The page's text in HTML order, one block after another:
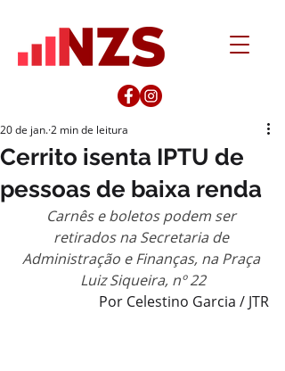
Cerrito isenta IPTU de
pessoas de baixa renda
20 de jan.2 min de leitura
Carnês e boletos podem ser
retirados na Secretaria de
Administração e Finanças, na Praça
Luiz Siqueira, nº 22
Por Celestino Garcia / JTR